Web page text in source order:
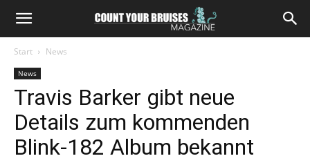
Start News
News
Travis Barker gibt neue
Details zum kommenden
Blink-182 Album bekannt